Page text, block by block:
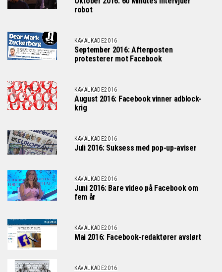
robot
KAVALKADE2016
September 2016: Aftenposten
protesterer mot Facebook
KAVALKADE2016
August 2016: Facebook vinner adblock-
krig
KAVALKADE2016
Juli 2016: Suksess med pop-up-aviser
KAVALKADE2016
Juni 2016: Bare video på Facebook om
fem år
KAVALKADE2016
Mai 2016: Facebook-redaktører avslørt
KAVALKADE2016